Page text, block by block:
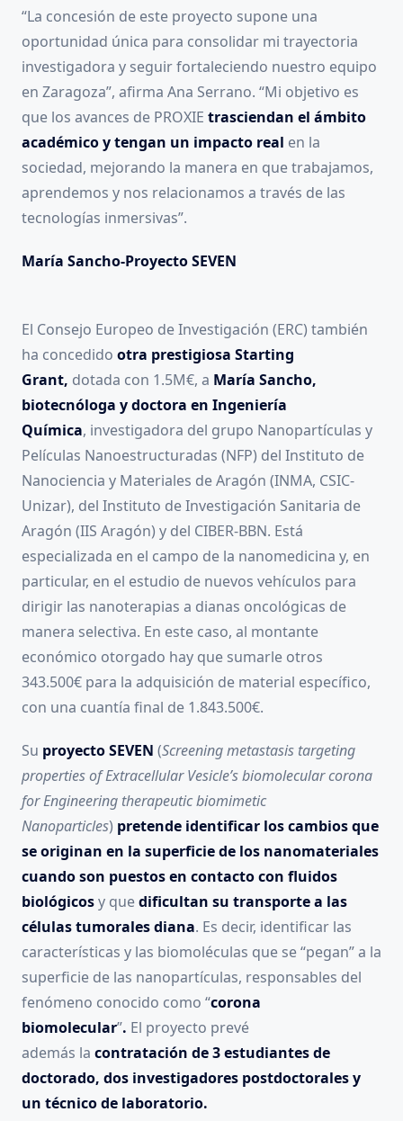
“La concesión de este proyecto supone una
oportunidad única para consolidar mi trayectoria
investigadora y seguir fortaleciendo nuestro equipo
en Zaragoza”, afirma Ana Serrano. “Mi objetivo es
que los avances de PROXIE trasciendan el ámbito
académico y tengan un impacto real en la
sociedad, mejorando la manera en que trabajamos,
aprendemos y nos relacionamos a través de las
tecnologías inmersivas”.
María Sancho-Proyecto SEVEN
El Consejo Europeo de Investigación (ERC) también
ha concedido otra prestigiosa Starting
Grant, dotada con 1.5M€, a María Sancho,
biotecnóloga y doctora en Ingeniería
Química, investigadora del grupo Nanopartículas y
Películas Nanoestructuradas (NFP) del Instituto de
Nanociencia y Materiales de Aragón (INMA, CSIC-
Unizar), del Instituto de Investigación Sanitaria de
Aragón (IIS Aragón) y del CIBER-BBN. Está
especializada en el campo de la nanomedicina y, en
particular, en el estudio de nuevos vehículos para
dirigir las nanoterapias a dianas oncológicas de
manera selectiva. En este caso, al montante
económico otorgado hay que sumarle otros
343.500€ para la adquisición de material específico,
con una cuantía final de 1.843.500€.
Su proyecto SEVEN (Screening metastasis targeting
properties of Extracellular Vesicle’s biomolecular corona
for Engineering therapeutic biomimetic
Nanoparticles) pretende identificar los cambios que
se originan en la superficie de los nanomateriales
cuando son puestos en contacto con fluidos
biológicosy quedificultan su transporte a las
células tumorales diana. Es decir, identificar las
características y las biomoléculas que se “pegan” a la
superficie de las nanopartículas, responsables del
fenómeno conocido como “corona
biomolecular”. El proyecto prevé
además la contratación de 3 estudiantes de
doctorado, dos investigadores postdoctorales y
un técnico de laboratorio.